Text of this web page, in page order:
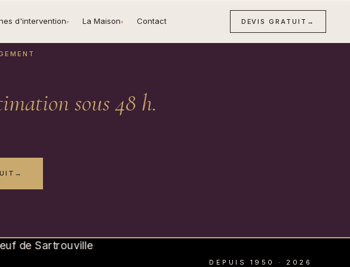
d'intervention▾ La Maison▾ Contact DEVIS GRATUIT →
sous 48 h.
→
DEPUIS 1950 · 2026